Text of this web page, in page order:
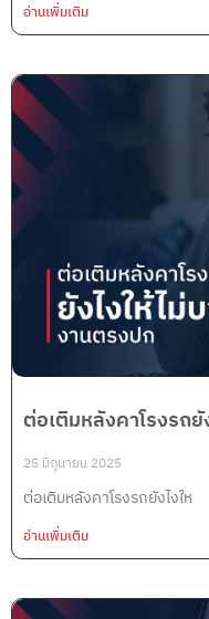
อ่านเพิ่มเติม
ต่อเติมหลังคาโรงรถ
25 มิถุนายน 2025
ต่อเติมหลังคาโรงรถยังไงให
อ่านเพิ่มเติม